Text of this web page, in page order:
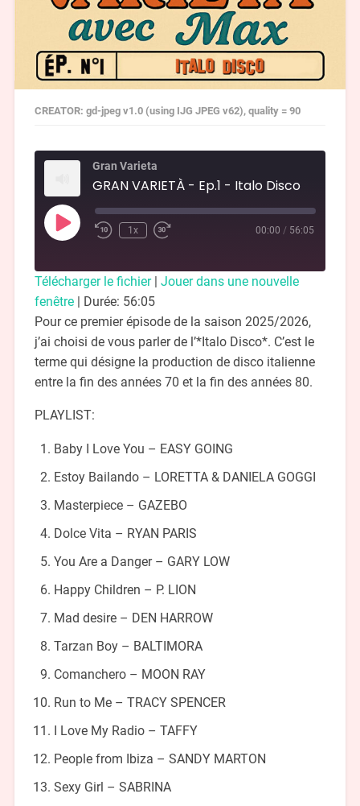
CREATOR: gd-jpeg v1.0 (using IJG JPEG v62), quality = 90
Gran Varieta
GRAN VARIETÀ - Ep.1 - Italo Disco
1x 00:00 / 56:05
Télécharger le fichier| Jouer dans une nouvelle
fenêtre| Durée: 56:05
Pour ce premier épisode de la saison 2025/2026,
j’ai choisi de vous parler de l’*Italo Disco*. C’est le
terme qui désigne la production de disco italienne
entre la fin des années 70 et la fin des années 80.
PLAYLIST:
Baby I Love You – EASY GOING
Estoy Bailando – LORETTA & DANIELA GOGGI
Masterpiece – GAZEBO
Dolce Vita – RYAN PARIS
You Are a Danger – GARY LOW
Happy Children – P. LION
Mad desire – DEN HARROW
Tarzan Boy – BALTIMORA
Comanchero – MOON RAY
Run to Me – TRACY SPENCER
I Love My Radio – TAFFY
People from Ibiza – SANDY MARTON
Sexy Girl – SABRINA